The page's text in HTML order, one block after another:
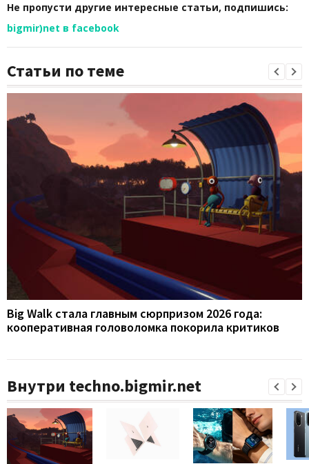
Не пропусти другие интересные статьи, подпишись:
bigmir)net в facebook
Статьи по теме
Big Walk стала главным сюрпризом 2026 года:
кооперативная головоломка покорила критиков
Внутри techno.bigmir.net